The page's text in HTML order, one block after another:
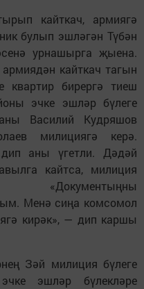
кайткач, армиягә
булып эшләгән Түбән
урнашырга җыена.
кайткач тагын
квартир бирергә тиеш
эчке эшләр бүлеге
Василий Кудряшов
милициягә керә.
аны үгетли. Дәдәй
кайтса, милиция
«Документыңны
Менә сиңа комсомол
кирәк», — дип каршы
Зәй милиция бүлеге
эшләр бүлекләре